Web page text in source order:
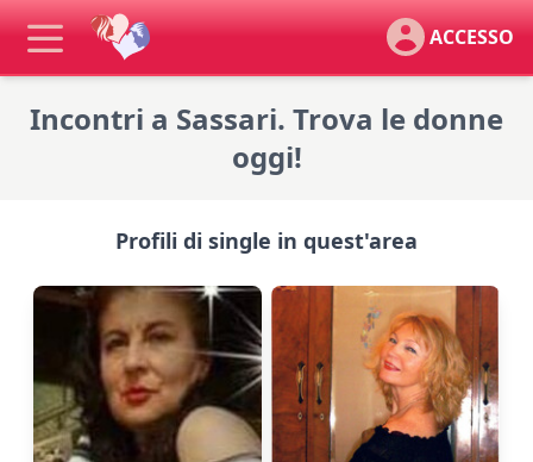
ACCESSO
Incontri a Sassari. Trova le donne
oggi!
Profili di single in quest'area